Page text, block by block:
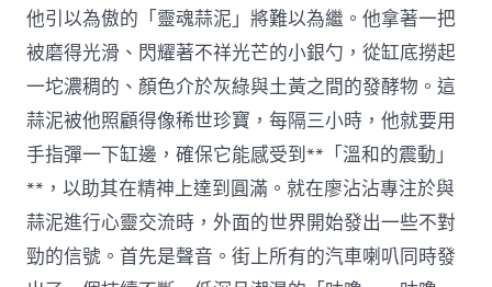
他引以為傲的「靈魂蒜泥」將難以為繼。他拿著一把
被磨得光滑、閃耀著不祥光芒的小銀勺，從缸底撈起
一坨濃稠的、顏色介於灰綠與土黃之間的發酵物。這
蒜泥被他照顧得像稀世珍寶，每隔三小時，他就要用
手指彈一下缸邊，確保它能感受到**「溫和的震動」
**，以助其在精神上達到圓滿。就在廖沾沾專注於與
蒜泥進行心靈交流時，外面的世界開始發出一些不對
勁的信號。首先是聲音。街上所有的汽車喇叭同時發